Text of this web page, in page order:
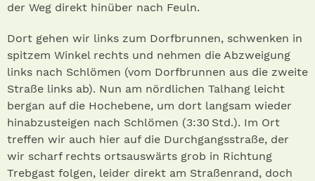
der Weg direkt hinüber nach Feuln.
Dort gehen wir links zum Dorfbrunnen, schwenken in
spitzem Winkel rechts und nehmen die Abzweigung
links nach Schlömen (vom Dorfbrunnen aus die zweite
Straße links ab). Nun am nördlichen Talhang leicht
bergan auf die Hochebene, um dort langsam wieder
hinabzusteigen nach Schlömen (3:30 Std.). Im Ort
treffen wir auch hier auf die Durchgangsstraße, der
wir scharf rechts ortsauswärts grob in Richtung
Trebgast folgen, leider direkt am Straßenrand, doch